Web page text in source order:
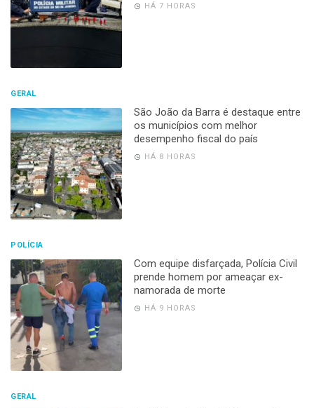
HÁ 7 HORAS
GERAL
São João da Barra é destaque entre
os municípios com melhor
desempenho fiscal do país
HÁ 8 HORAS
POLÍCIA
Com equipe disfarçada, Polícia Civil
prende homem por ameaçar ex-
namorada de morte
HÁ 9 HORAS
GERAL